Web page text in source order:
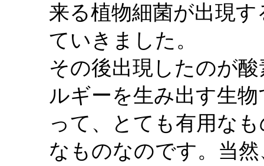
来る植物細菌が出現
ていきました。
その後出現したのが
ルギーを生み出す生
って、とても有用な
なものなのです。当